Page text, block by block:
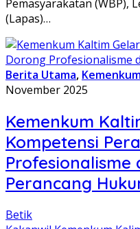
Pemasyarakatan (WBP),
(Lapas)…
Berita Utama,
November 2025
Kemenkum
Kompetensi
Profesionalisme
Perancang
Betik